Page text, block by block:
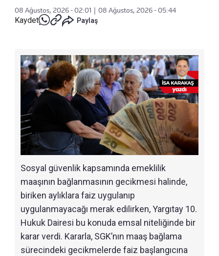
08 Ağustos, 2026 - 02:01 08 Ağustos, 2026 - 05:44
Kaydet Paylaş
Sosyal güvenlik kapsamında emeklilik
maaşının bağlanmasının gecikmesi halinde,
biriken aylıklara faiz uygulanıp
uygulanmayacağı merak edilirken, Yargıtay 10.
Hukuk Dairesi bu konuda emsal niteliğinde bir
karar verdi. Kararla, SGK’nın maaş bağlama
sürecindeki gecikmelerde faiz başlangıcına